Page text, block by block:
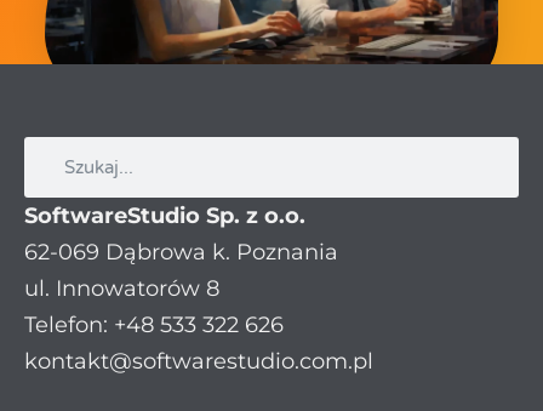
SoftwareStudio Sp. z o.o.
62-069 Dąbrowa k. Poznania
ul. Innowatorów 8
Telefon: +48 533 322 626
kontakt@softwarestudio.com.pl